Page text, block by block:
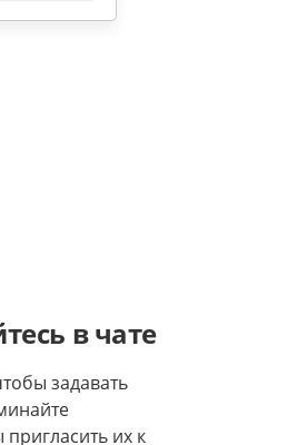
в чате
задавать
их к